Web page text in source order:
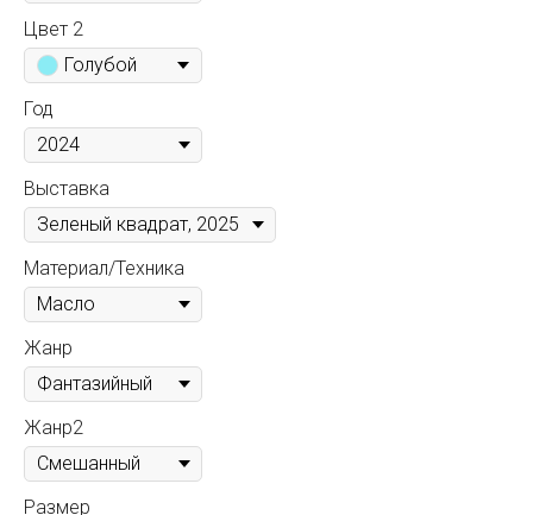
Цвет 2
Голубой
Год
Выставка
Материал/Техника
Жанр
Жанр2
Размер